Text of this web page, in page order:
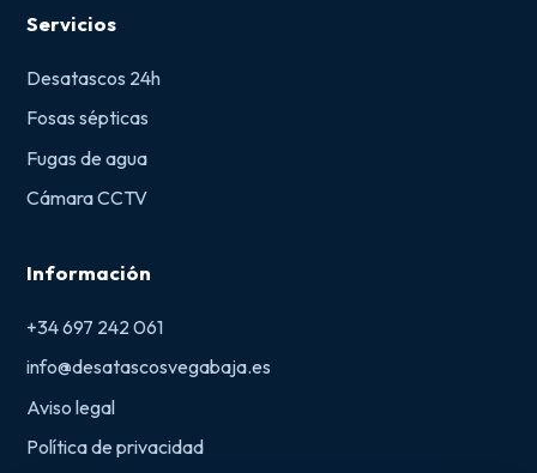
Servicios
Desatascos 24h
Fosas sépticas
Fugas de agua
Cámara CCTV
Información
+34 697 242 061
info@desatascosvegabaja.es
Aviso legal
Política de privacidad